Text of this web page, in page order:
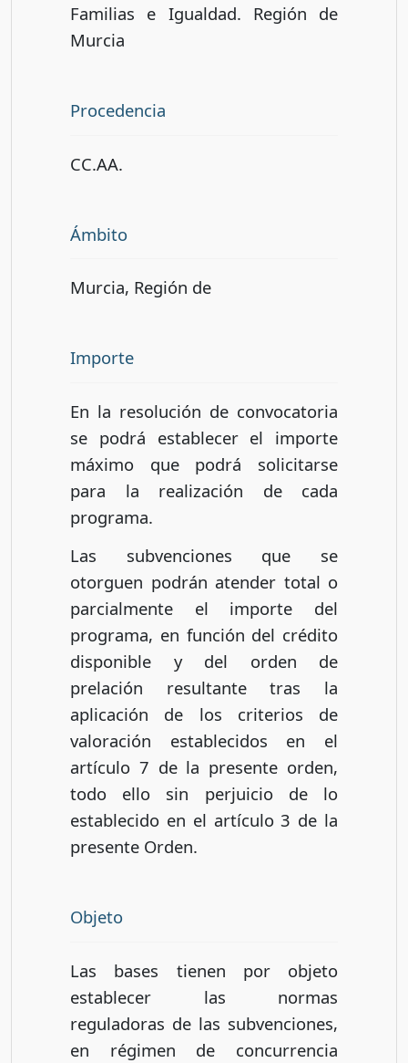
Familias e Igualdad. Región de
Murcia
Procedencia
CC.AA.
Ámbito
Murcia, Región de
Importe
En la resolución de convocatoria
se podrá establecer el importe
máximo que podrá solicitarse
para la realización de cada
programa.
Las subvenciones que se
otorguen podrán atender total o
parcialmente el importe del
programa, en función del crédito
disponible y del orden de
prelación resultante tras la
aplicación de los criterios de
valoración establecidos en el
artículo 7 de la presente orden,
todo ello sin perjuicio de lo
establecido en el artículo 3 de la
presente Orden.
Objeto
Las bases tienen por objeto
establecer las normas
reguladoras de las subvenciones,
en régimen de concurrencia